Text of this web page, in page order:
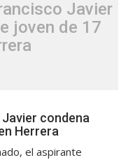
Javier
joven de 17
condena
Herrera
el aspirante